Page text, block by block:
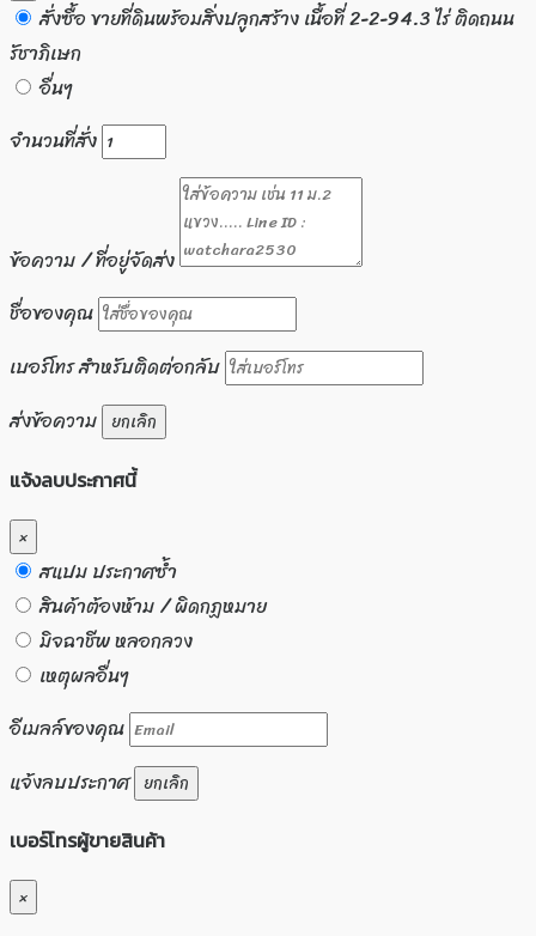
สั่งซื้อ ขายที่ดินพร้อมสิ่งปลูกสร้าง เนื้อที่ 2-2-94.3 ไร่ ติดถนน
รัชาภิเษก
อื่นๆ
จำนวนที่สั่ง
ข้อความ / ที่อยู่จัดส่ง
ชื่อของคุณ
เบอร์โทร สำหรับติดต่อกลับ
ส่งข้อความ ยกเลิก
แจ้งลบประกาศนี้
×
สแปม ประกาศซ้ำ
สินค้าต้องห้าม / ผิดกฏหมาย
มิจฉาชีพ หลอกลวง
เหตุผลอื่นๆ
อีเมลล์ของคุณ
แจ้งลบประกาศ ยกเลิก
เบอร์โทรผู้ขายสินค้า
×